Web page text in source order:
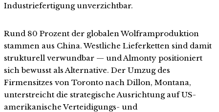
Industriefertigung unverzichtbar.
Rund 80 Prozent der globalen Wolframproduktion
stammen aus China. Westliche Lieferketten sind damit
strukturell verwundbar — und Almonty positioniert
sich bewusst als Alternative. Der Umzug des
Firmensitzes von Toronto nach Dillon, Montana,
unterstreicht die strategische Ausrichtung auf US-
amerikanische Verteidigungs- und